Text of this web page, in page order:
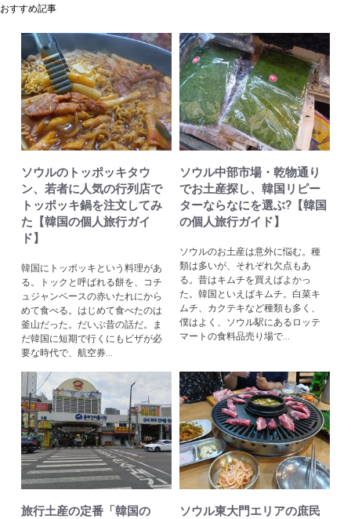
おすすめ記事
ソウルのトッポッキタウ
ン、若者に人気の行列店で
トッポッキ鍋を注文してみ
た【韓国の個人旅行ガイ
ド】
韓国にトッポッキという料理があ
る。トックと呼ばれる餅を、コチ
ュジャンベースの赤いたれにから
めて食べる。はじめて食べたのは
釜山だった。だいぶ昔の話だ。ま
だ韓国に短期で行くにもビザが必
要な時代で、航空券...
ソウル中部市場・乾物通り
でお土産探し、韓国リピー
ターならなにを選ぶ?【韓国
の個人旅行ガイド】
ソウルのお土産は意外に悩む。種
類は多いが、それぞれ欠点もあ
る。昔はキムチを買えばよかっ
た。韓国といえばキムチ。白菜キ
ムチ、カクテキなど種類も多く、
僕はよく、ソウル駅にあるロッテ
マートの食料品売り場で...
旅行土産の定番「韓国の
ソウル東大門エリアの庶民